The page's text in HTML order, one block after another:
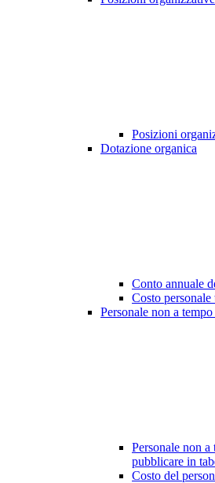
Posizioni
Dotazione organica
Conto annuale
Costo
Personale non a
Personale non
pubblicare in
Costo del